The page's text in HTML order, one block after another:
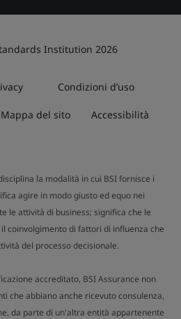
Institution 2026
Condizioni d’uso
Mappa del sito Accessibilità
la modalità in cui BSI fornisce i
agire in modo giusto ed equo nei
le attività di business; significa che le
coinvolgimento di fattori di influenza che
del processo decisionale.
accreditato, BSI Assurance non
che abbiano anche ricevuto consulenza,
da parte di un'altra entità appartenente